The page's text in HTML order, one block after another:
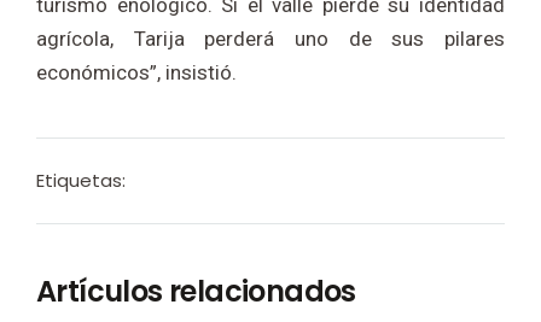
turismo enológico. Si el valle pierde su identidad
agrícola, Tarija perderá uno de sus pilares
económicos”, insistió.
Etiquetas:
Artículos relacionados